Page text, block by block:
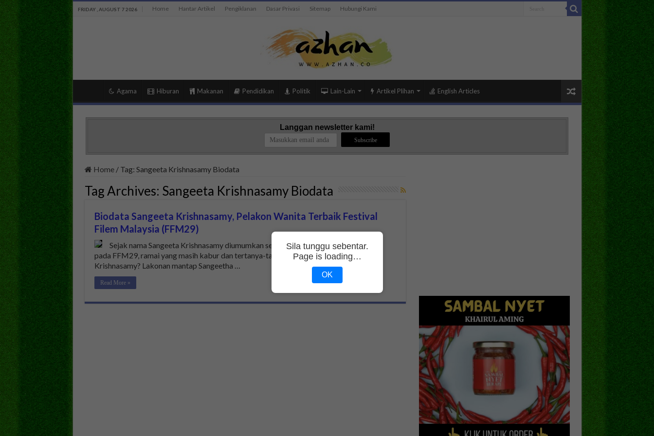
FRIDAY , AUGUST 7 2026 Home Hantar Artikel Pengiklanan Dasar Privasi Sitemap Hubungi Kami
Agama Hiburan Makanan Pendidikan Politik Lain-Lain Artikel Plihan English Articles
Langgan newsletter kami!
Home / Tag: Sangeeta Krishnasamy Biodata
Tag Archives: Sangeeta Krishnasamy Biodata
Biodata Sangeeta Krishnasamy, Pelakon Wanita Terbaik Festival
Filem Malaysia (FFM29)
Sejak nama Sangeeta Krishnasamy diumumkan sebagai pemenang kategori utama
pada FFM29, ramai yang masih kabur dan tertanya-tanya. Siapakah Sangeeta
Krishnasamy? Lakonan mantap Sangeetha …
Read More »
Sila tunggu sebentar.
Page is loading…
OK